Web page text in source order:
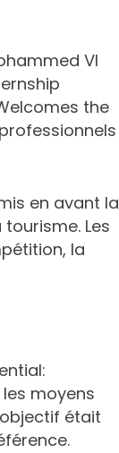
VI
the
en avant la
Les
la
moyens
était